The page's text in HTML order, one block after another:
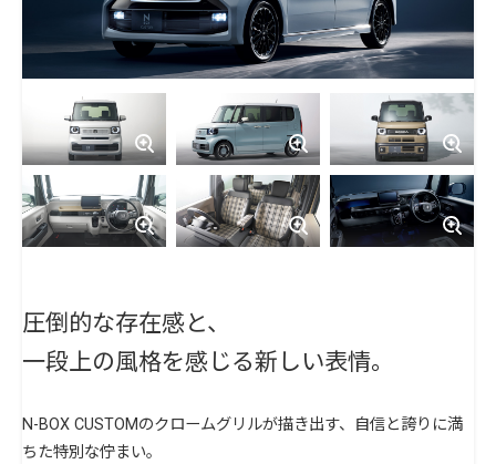
圧倒的な存在感と、
一段上の風格を感じる新しい表情。
N-BOX CUSTOMのクロームグリルが描き出す、自信と誇りに満
ちた特別な佇まい。